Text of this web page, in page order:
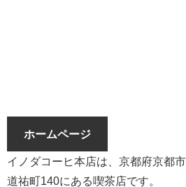
ホームページ
イノダコーヒ本店は、京都府京都
道祐町140にある喫茶店です。